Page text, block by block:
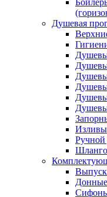
Душевая
Изливы